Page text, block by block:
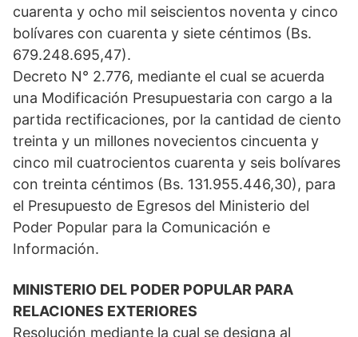
cuarenta y ocho mil seiscientos noventa y cinco
bolívares con cuarenta y siete céntimos (Bs.
679.248.695,47).
Decreto N° 2.776, mediante el cual se acuerda
una Modificación Presupuestaria con cargo a la
partida rectificaciones, por la cantidad de ciento
treinta y un millones novecientos cincuenta y
cinco mil cuatrocientos cuarenta y seis bolívares
con treinta céntimos (Bs. 131.955.446,30), para
el Presupuesto de Egresos del Ministerio del
Poder Popular para la Comunicación e
Información.
MINISTERIO DEL PODER POPULAR PARA
RELACIONES EXTERIORES
Resolución mediante la cual se designa al